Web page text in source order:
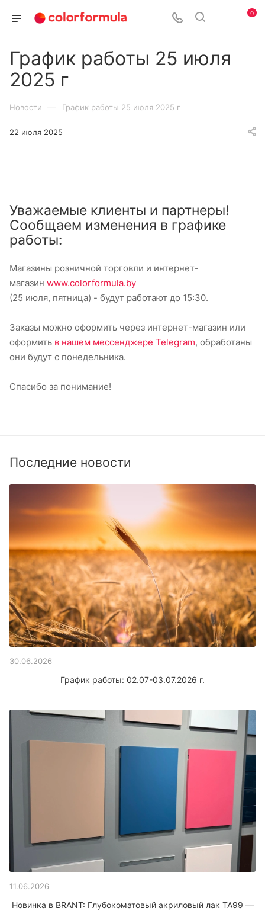
0
График работы 25 июля
2025 г
Новости — График работы 25 июля 2025 г
22 июля 2025
Уважаемые клиенты и партнеры!
Сообщаем изменения в графике
работы:
Магазины розничной торговли и интернет-
магазин www.colorformula.by
(25 июля, пятница) - будут работают до 15:30.
Заказы можно оформить через интернет-магазин или
оформить в нашем мессенджере Telegram, обработаны
они будут с понедельника.
Спасибо за понимание!
Последние новости
30.06.2026
График работы: 02.07-03.07.2026 г.
11.06.2026
Новинка в BRANT: Глубокоматовый акриловый лак TA99 —